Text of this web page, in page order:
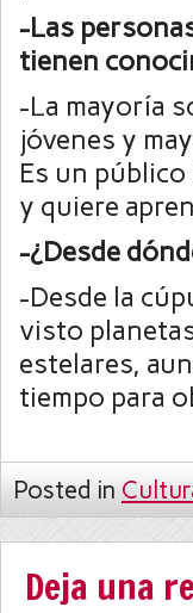
-Las
tienen
-La mayoría
jóvenes y
Es un
y quiere
-¿Desde
-Desde la
visto
estelares,
tiempo para
Posted in
Deja una